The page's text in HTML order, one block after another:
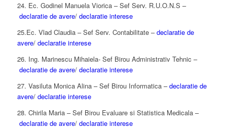
24. Ec. Godinel Manuela Viorica – Sef Serv. R.U.O.N.S –
declaratie de avere/ declaratie interese
25.Ec. Vlad Claudia – Sef Serv. Contabilitate –declaratie de
avere/declaratie interese
26. Ing. Marinescu Mihaiela- Sef Birou Administrativ Tehnic –
declaratie de avere/ declaratie interese
27. Vasiluta Monica Alina – Sef Birou Informatica –declaratie de
avere/ declaratie interese
28. Chirila Maria – Sef Birou Evaluare si Statistica Medicala –
declaratie de avere/ declaratie interese